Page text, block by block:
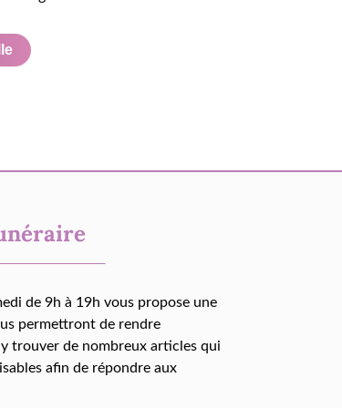
de 9h à 19h vous propose une
permettront de rendre
y trouver de nombreux articles qui
afin de répondre aux